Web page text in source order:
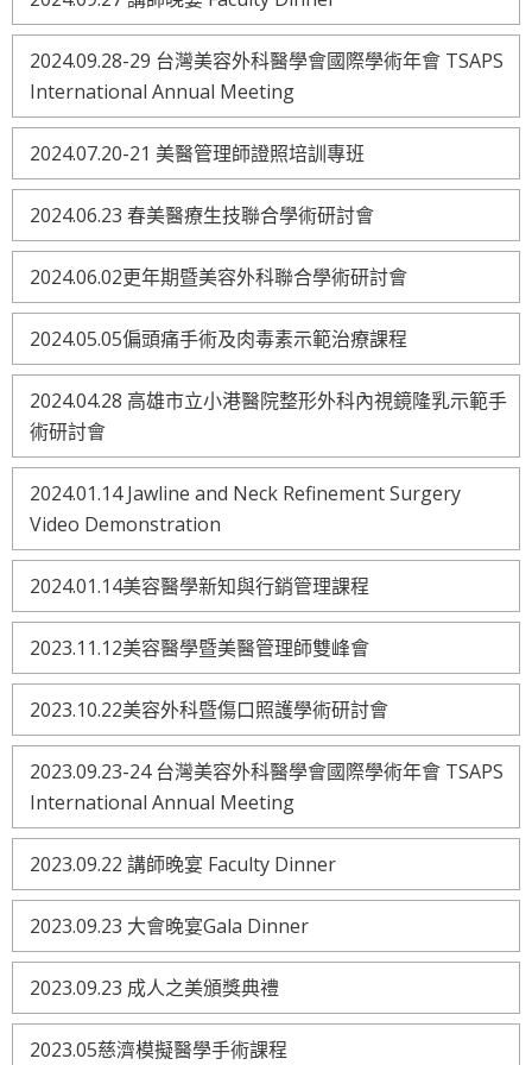
2024.09.28-29 台灣美容外科醫學會國際學術年會 TSAPS
International Annual Meeting
2024.07.20-21 美醫管理師證照培訓專班
2024.06.23 春美醫療生技聯合學術研討會
2024.06.02更年期暨美容外科聯合學術研討會
2024.05.05偏頭痛手術及肉毒素示範治療課程
2024.04.28 高雄市立小港醫院整形外科內視鏡隆乳示範手
術研討會
2024.01.14 Jawline and Neck Refinement Surgery
Video Demonstration
2024.01.14美容醫學新知與行銷管理課程
2023.11.12美容醫學暨美醫管理師雙峰會
2023.10.22美容外科暨傷口照護學術研討會
2023.09.23-24 台灣美容外科醫學會國際學術年會 TSAPS
International Annual Meeting
2023.09.22 講師晚宴 Faculty Dinner
2023.09.23 大會晚宴Gala Dinner
2023.09.23 成人之美頒獎典禮
2023.05慈濟模擬醫學手術課程